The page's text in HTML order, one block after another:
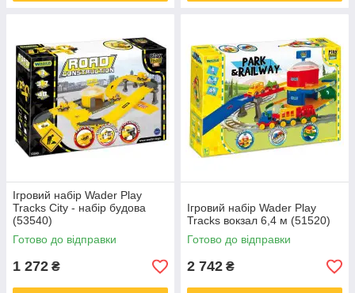
Ігровий набір Wader Play
Tracks City - набір будова
(53540)
Готово до відправки
1 272 ₴
Ігровий набір Wader Play
Tracks вокзал 6,4 м (51520)
Готово до відправки
2 742 ₴